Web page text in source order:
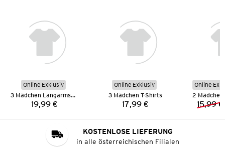
Online Exklusiv
3 Mädchen Langarmshirts
Preis:
19,99 €
Online Exklusiv
3 Mädchen T-Shirts
Preis:
17,99 €
Online
15,99 €
KOSTENLOSE LIEFERUNG
in alle österreichischen Filialen